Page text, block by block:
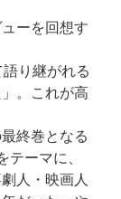
ーを回想す
り継がれる
。これが高
終巻となる
テーマに、
人・映画人